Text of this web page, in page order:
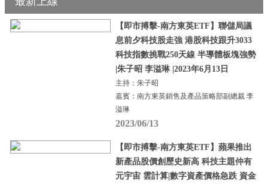
【即市搏擊-南方東英ETF】聯儲局議
息前夕科技股走強 港股科技跟升3033
科技指數挑戰250天線 半導體板塊強勢
|朱子昭 李溢琳 |2023年6月13日
主持：朱子昭
嘉賓：南方東英銷售及產品策略部副總裁 李
溢琳
2023/06/13
【即市搏擊-南方東英ETF】蘋果推出
新產品股價創歷史新高 科技主題仲有
元宇宙 雲計算|數字資產價格急跌 資金